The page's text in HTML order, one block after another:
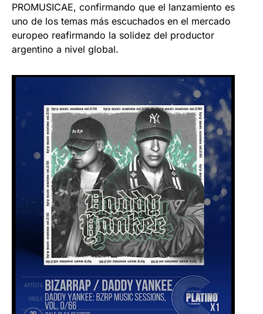
PROMUSICAE, confirmando que el lanzamiento es
uno de los temas más escuchados en el mercado
europeo reafirmando la solidez del productor
argentino a nivel global.